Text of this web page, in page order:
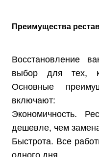
Преимущества
Восстановление
выбор для тех,
Основные
включают:
Экономичность.
дешевле, чем
Быстрота. Все
одного дня.